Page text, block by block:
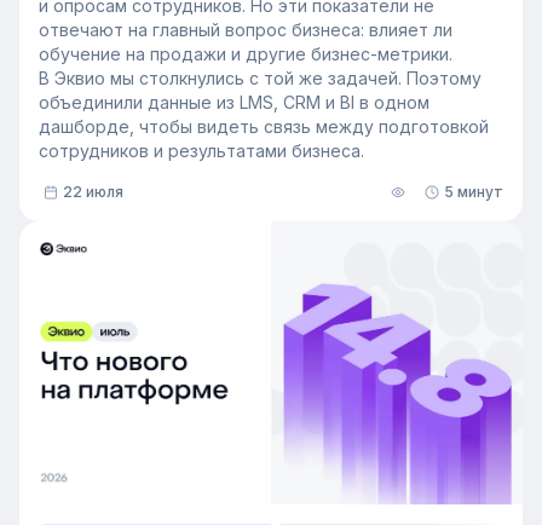
и опросам сотрудников. Но эти показатели не
отвечают на главный вопрос бизнеса: влияет ли
обучение на продажи и другие бизнес-метрики.
В Эквио мы столкнулись с той же задачей. Поэтому
объединили данные из LMS, CRM и BI в одном
дашборде, чтобы видеть связь между подготовкой
сотрудников и результатами бизнеса.
22 июля 5 минут